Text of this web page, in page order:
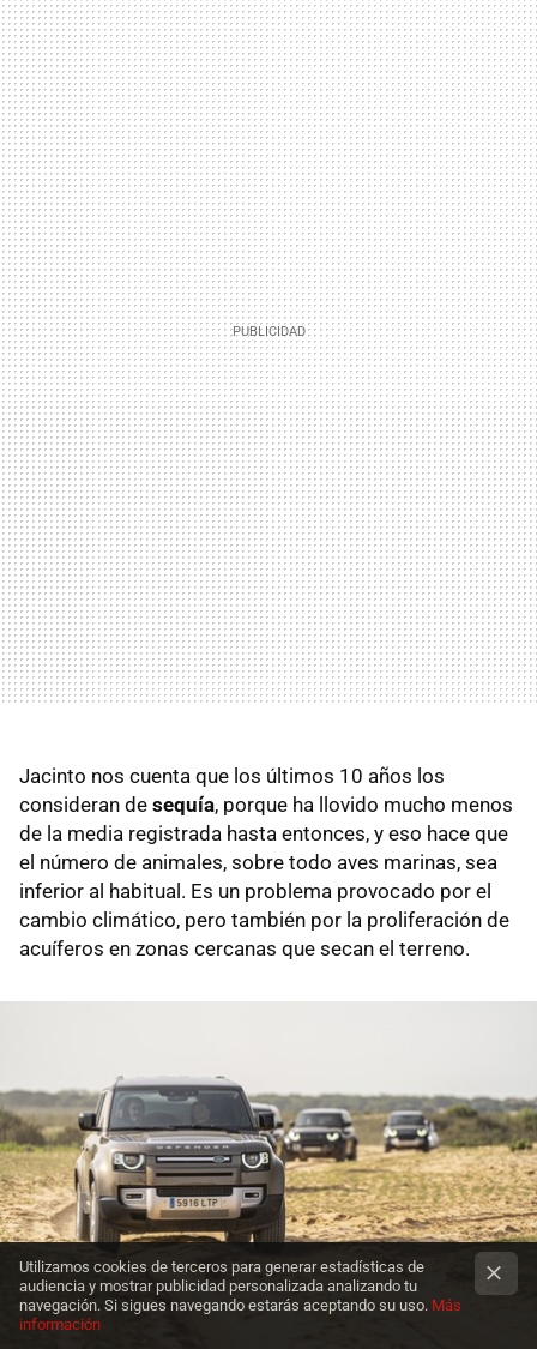
Jacinto nos cuenta que los últimos 10 años los
consideran de sequía, porque ha llovido mucho menos
de la media registrada hasta entonces, y eso hace que
el número de animales, sobre todo aves marinas, sea
inferior al habitual. Es un problema provocado por el
cambio climático, pero también por la proliferación de
acuíferos en zonas cercanas que secan el terreno.
Utilizamos cookies de terceros para generar estadísticas de
audiencia y mostrar publicidad personalizada analizando tu
navegación. Si sigues navegando estarás aceptando su uso. Más
información